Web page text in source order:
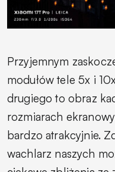
Przyjemnym
modułów tele 5x i
drugiego to obraz
rozmiarach
bardzo atrakcyjnie.
wachlarz naszych